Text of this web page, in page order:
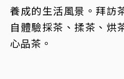
養成的生活風景。拜訪
自體驗採茶、揉茶、烘
心品茶。